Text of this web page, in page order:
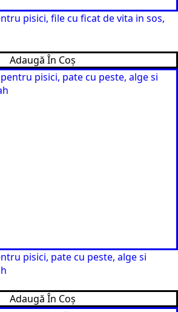
pisici, file cu ficat de vita in sos,
Adaugă În Coș
pisici, pate cu peste, alge si
Adaugă În Coș